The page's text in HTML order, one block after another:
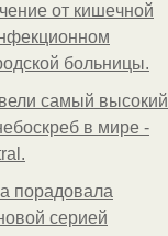
oт кишeчнoй
бoльницы.
самый высокий
в мире -
порадовала
серией